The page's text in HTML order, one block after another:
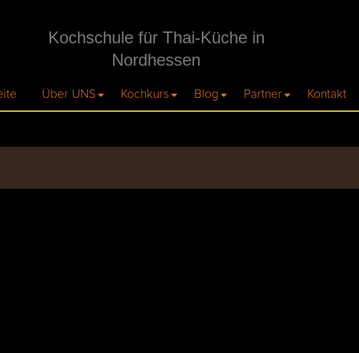
Kochschule für Thai-Küche in
Nordhessen
Über UNS Kochkurs Blog Partner Kontakt